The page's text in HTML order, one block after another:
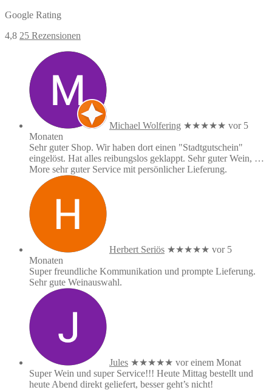
Google Rating
4,8 25 Rezensionen
Michael Wolfering ★★★★★ vor 5
Monaten
Sehr guter Shop. Wir haben dort einen "Stadtgutschein"
eingelöst. Hat alles reibungslos geklappt. Sehr guter Wein, …
More sehr guter Service mit persönlicher Lieferung.
Herbert Seriös ★★★★★ vor 5
Monaten
Super freundliche Kommunikation und prompte Lieferung.
Sehr gute Weinauswahl.
Jules ★★★★★ vor einem Monat
Super Wein und super Service!!! Heute Mittag bestellt und
heute Abend direkt geliefert, besser geht’s nicht!